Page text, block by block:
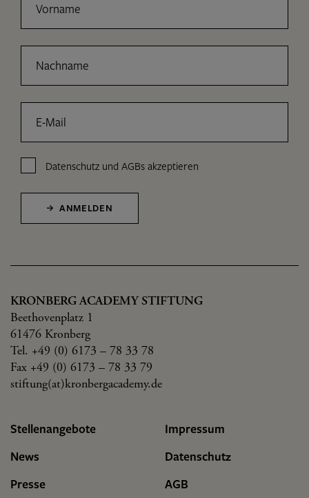
Vorname
Nachname
E-Mail
Datenschutz undAGBs akzeptieren
ANMELDEN
KRONBERG ACADEMY STIFTUNG
Beethovenplatz 1
61476 Kronberg
Tel. +49 (0) 6173 – 78 33 78
Fax +49 (0) 6173 – 78 33 79
stiftung(at)kronbergacademy.de
Stellenangebote
News
Presse
Impressum
Datenschutz
AGB